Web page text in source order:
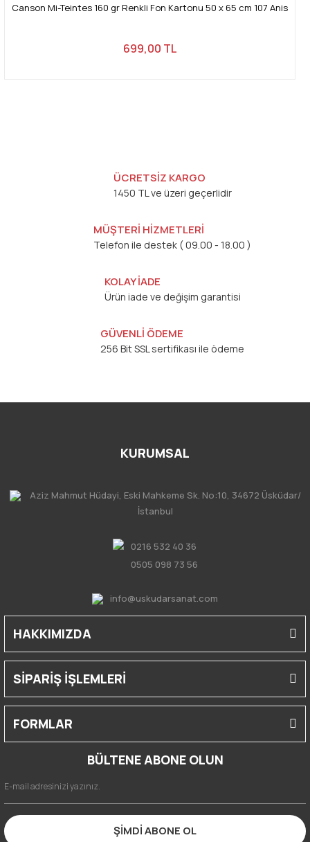
Canson Mi-Teintes 160 gr Renkli Fon Kartonu 50 x 65 cm 107 Anis
699,00 TL
ÜCRETSİZ KARGO
1450 TL ve üzeri geçerlidir
MÜŞTERİ HİZMETLERİ
Telefon ile destek ( 09.00 - 18.00 )
KOLAY İADE
Ürün iade ve değişim garantisi
GÜVENLİ ÖDEME
256 Bit SSL sertifikası ile ödeme
KURUMSAL
Aziz Mahmut Hüdayi, Eski Mahkeme Sk. No:10, 34672 Üsküdar/
İstanbul
0216 532 40 36
0505 098 73 56
info@uskudarsanat.com
HAKKIMIZDA
SİPARİŞ İŞLEMLERİ
FORMLAR
BÜLTENE ABONE OLUN
ŞİMDİ ABONE OL